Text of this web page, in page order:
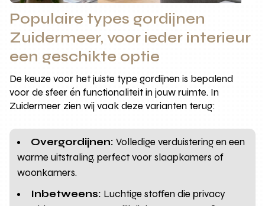
Populaire types gordijnen
Zuidermeer, voor ieder interieur
een geschikte optie
De keuze voor het juiste type gordijnen is bepalend
voor de sfeer én functionaliteit in jouw ruimte. In
Zuidermeer zien wij vaak deze varianten terug:
Overgordijnen: Volledige verduistering en een
warme uitstraling, perfect voor slaapkamers of
woonkamers.
Inbetweens: Luchtige stoffen die privacy